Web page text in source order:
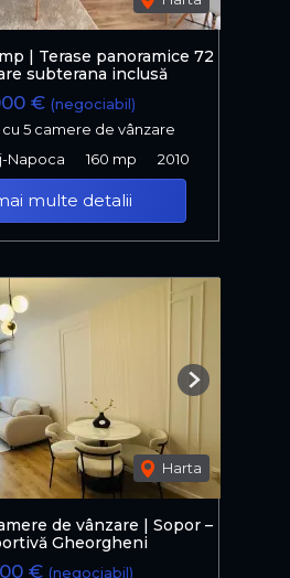
| Terase panoramice 72
subterana inclusă
€ (negociabil)
5 camere de vânzare
Napoca
160 mp 2010
multe detalii
Harta
Next
de vânzare | Sopor –
Gheorgheni
€ (negociabil)